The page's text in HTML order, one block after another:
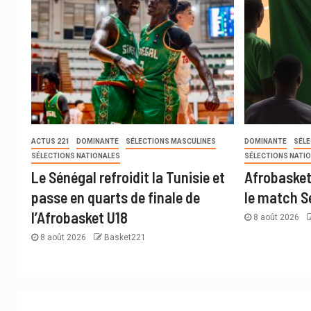
ACTUS 221 DOMINANTE
SÉLECTIONS MASCULINES
SÉLECTIONS NATIONALES
Le Sénégal refroidit la Tunisie et
passe en quarts de finale de
l’Afrobasket U18
8 août 2026 Basket221
DOMINANTE
SÉLECTIONS
le match
8 août 2026